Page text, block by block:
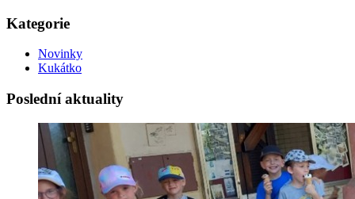
Kategorie
Novinky
Kukátko
Poslední aktuality